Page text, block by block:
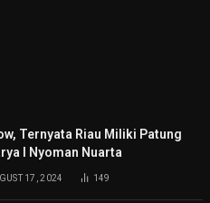
Ternyata Riau Miliki Patung
I Nyoman Nuarta
17, 2024 149